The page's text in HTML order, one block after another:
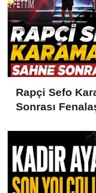
Rapçi Sefo
Sonrası